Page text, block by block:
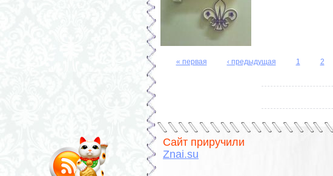
« первая ‹ предыдущая 1 2
Сайт приручили
Znai.su